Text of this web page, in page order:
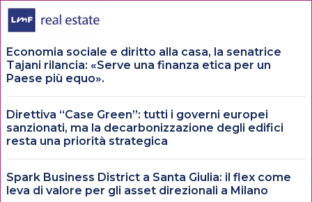
Economia sociale e diritto alla casa, la senatrice
Tajani rilancia: «Serve una finanza etica per un
Paese più equo».
Direttiva “Case Green”: tutti i governi europei
sanzionati, ma la decarbonizzazione degli edifici
resta una priorità strategica
Spark Business District a Santa Giulia: il flex come
leva di valore per gli asset direzionali a Milano